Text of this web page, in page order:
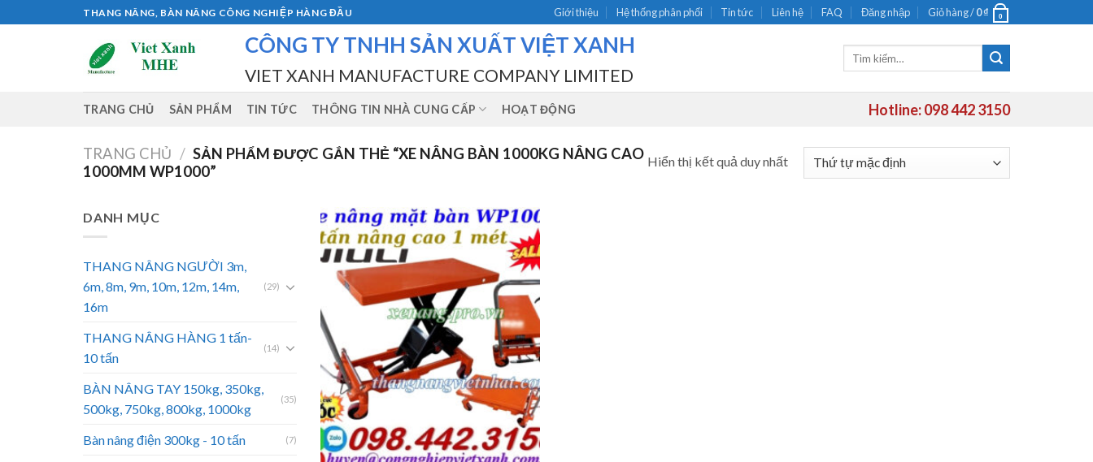
to
THANG NÂNG, BÀN NÂNG CÔNG NGHIỆP HÀNG ĐẦU Giới thiệu Hệ thống phân phối Tin tức Liên hệ FAQ Đăng nhập Giỏ hàng /0₫ 0
CÔNG TY TNHH SẢN XUẤT VIỆT XANH
VIET XANH MANUFACTURE COMPANY LIMITED
TRANG CHỦ SẢN PHẨM TIN TỨC THÔNG TIN NHÀ CUNG CẤP HOẠT ĐỘNG Hotline: 098 442 3150
TRANG CHỦ / SẢN PHẨM ĐƯỢC GẮN THẺ “XE NÂNG BÀN 1000KG NÂNG CAO
1000MM WP1000”
Hiển thị kết quả duy nhất
DANH MỤC
THANG NÂNG NGƯỜI 3m,
6m, 8m, 9m, 10m, 12m, 14m,
16m
(29)
THANG NÂNG HÀNG 1 tấn-
10 tấn
(14)
BÀN NÂNG TAY 150kg, 350kg,
500kg, 750kg, 800kg, 1000kg
(35)
Bàn nâng điện 300kg - 10 tấn (7)